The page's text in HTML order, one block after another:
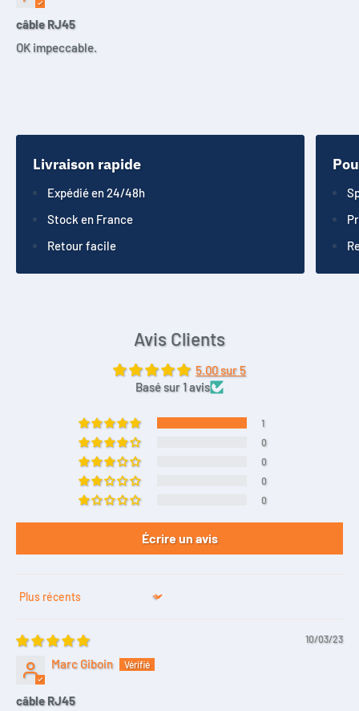
câble RJ45
OK impeccable.
Livraison rapide
Expédié en 24/48h
Stock en France
Retour facile
Avis Clients
5.00 sur 5
Basé sur 1 avis
1
0
0
0
0
Écrire un avis
Sort by
10/03/23
Marc Giboin
câble RJ45